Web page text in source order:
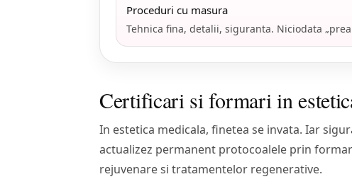
Proceduri cu masura
Tehnica fina, detalii, siguranta. Niciodata
Certificari si formari in
In estetica medicala, finetea se invata. Iar
actualizez permanent protocoalele prin
rejuvenare si tratamentelor regenerative.